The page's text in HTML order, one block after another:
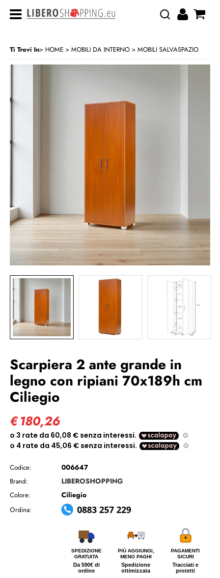
Ti Trovi In HOME MOBILI DA INTERNO MOBILI SALVASPAZIO
Scarpiera 2 ante grande in
legno con ripiani 70x189h cm
Ciliegio
€180,26
Codice: 006647
Brand: LIBEROSHOPPING
Colore: Ciliegio
Ordina: 0883 257 229
SPEDIZIONE
GRATUITA
Da 590€ di
ordine
PIÙ AGGIUNGI,
MENO PAGHI
Spedizione
ottimizzata
PAGAMENTI
SICURI
Tracciati e
protetti